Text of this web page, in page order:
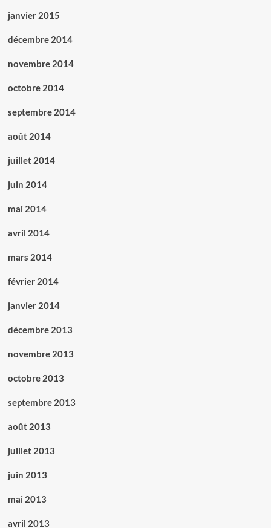
janvier 2015
décembre 2014
novembre 2014
octobre 2014
septembre 2014
août 2014
juillet 2014
juin 2014
mai 2014
avril 2014
mars 2014
février 2014
janvier 2014
décembre 2013
novembre 2013
octobre 2013
septembre 2013
août 2013
juillet 2013
juin 2013
mai 2013
avril 2013